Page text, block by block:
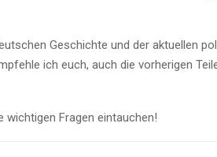
Geschichte und der aktuellen
ich euch, auch die vorherigen
Fragen eintauchen!